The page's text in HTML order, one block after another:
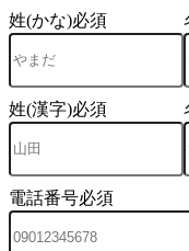
姓(かな)必須
姓(漢字)必須
電話番号必須